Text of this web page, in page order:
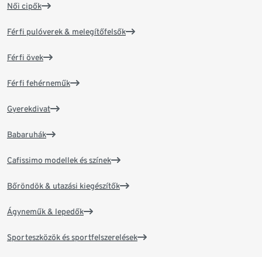
Női cipők
Férfi pulóverek & melegítőfelsők
Férfi övek
Férfi fehérneműk
Gyerekdivat
Babaruhák
Cafissimo modellek és színek
Bőröndök & utazási kiegészítők
Ágyneműk & lepedők
Sporteszközök és sportfelszerelések